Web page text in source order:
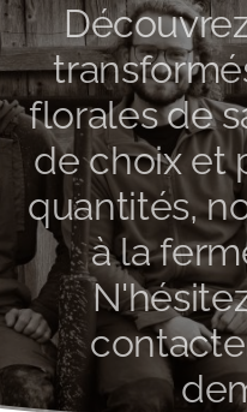
florales de
de choix et
quantités,
à la